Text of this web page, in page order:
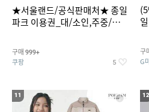
★서울랜드/공식판매처★ 종일
파크 이용권_대/소인,주중/주
구매 999+
쿠팡 5
구
G
11 12